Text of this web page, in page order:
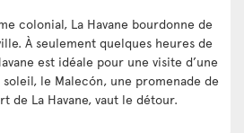
colonial, La Havane bourdonne de
À seulement quelques heures de
est idéale pour une visite d’une
le Malecón, une promenade de
de La Havane, vaut le détour.